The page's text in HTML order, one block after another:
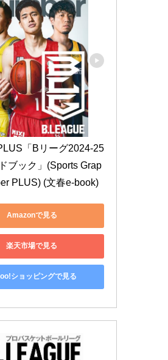
「Bリーグ2024-25
ブック」(Sports Grap
PLUS) (文春e-book)
Amazonで見る
楽天市場で見る
ショッピングで見る